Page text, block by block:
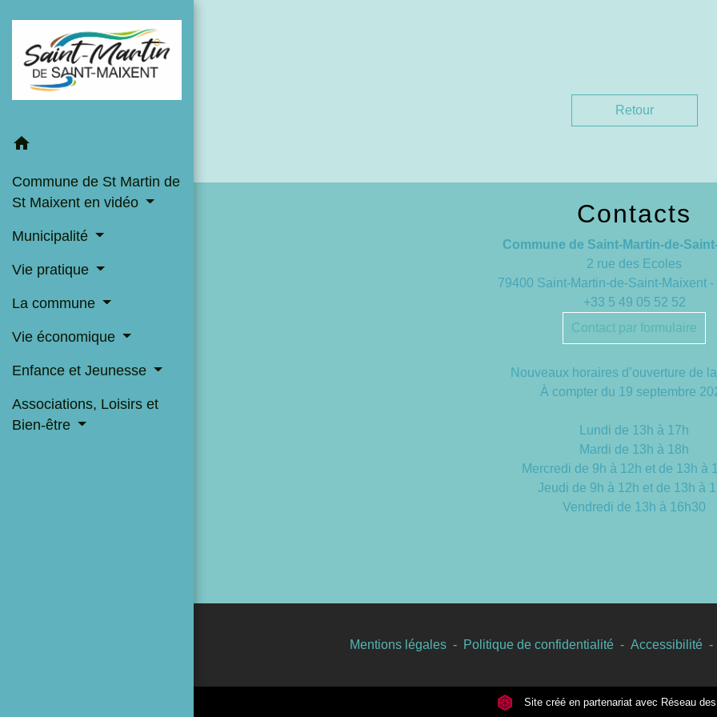
home
Commune de St Martin de
St Maixent en vidéo
Municipalité
Vie pratique
La commune
Vie économique
Enfance et Jeunesse
Associations, Loisirs et
Bien-être
Retour
Contacts
Commune de Saint-Martin-de-
2 rue des Ecoles
79400 Saint-Martin-de-Saint-Maixent
+33 5 49 05 52 52
Contact par formulaire
Nouveaux horaires d’ouverture de
À compter du 19 septembre
Lundi de 13h à 17h
Mardi de 13h à 18h
Mercredi de 9h à 12h et de 13h à
Jeudi de 9h à 12h et de 13h à
Vendredi de 13h à 16h30
Mentions légales - Politique de confidentialité - Accessibilité -
Site créé en partenariat avec Réseau